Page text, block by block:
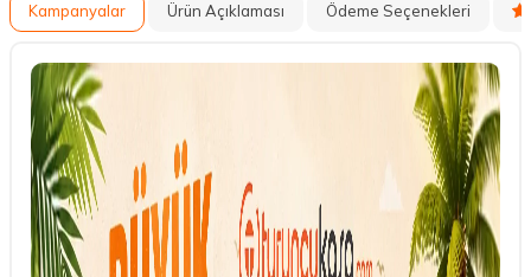
Kampanyalar Ürün Açıklaması Ödeme Seçenekleri